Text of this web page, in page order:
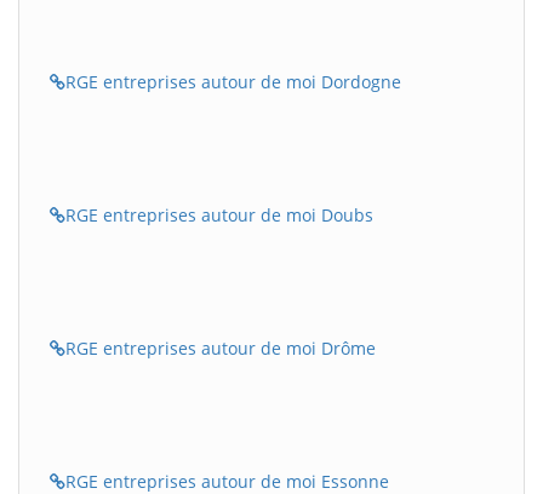
RGE entreprises autour de moi Dordogne
RGE entreprises autour de moi Doubs
RGE entreprises autour de moi Drôme
RGE entreprises autour de moi Essonne